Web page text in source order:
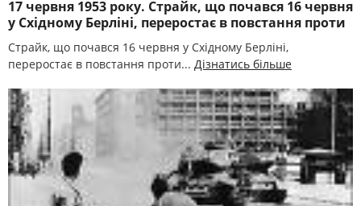
17 червня 1953 року. Страйк, що почався 16 червня
у Східному Берліні, переростає в повстання проти
Страйк, що почався 16 червня у Східному Берліні,
переростає в повстання проти... Дізнатись більше